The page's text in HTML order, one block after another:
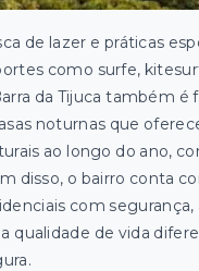
de lazer e práticas
como surfe,
da Tijuca também é
noturnas que
ao longo do ano,
disso, o bairro conta
com
qualidade de vida